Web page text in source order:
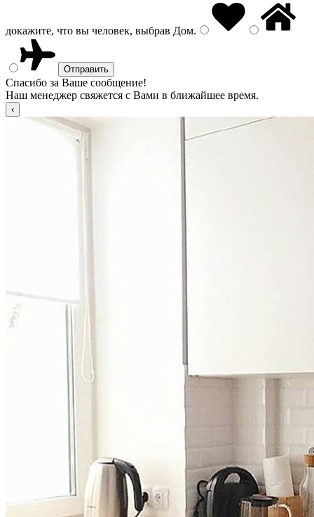
докажите, что вы человек, выбрав Дом.
Спасибо за Ваше сообщение!
Наш менеджер свяжется с Вами в ближайшее время.